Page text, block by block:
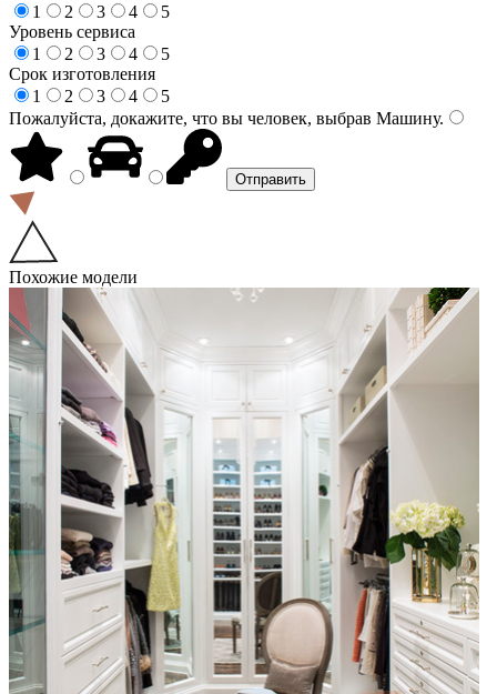
1
2 3 4
5
Уровень сервиса
1
2 3 4
5
Срок изготовления
1
2 3 4
5
Пожалуйста, докажите, что вы человек, выбрав Машину.
Похожие модели